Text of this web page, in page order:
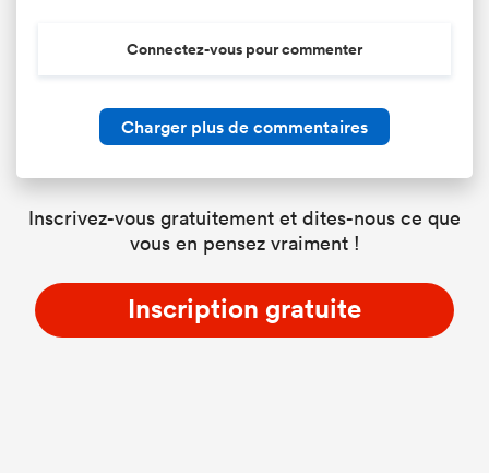
Connectez-vous pour commenter
Charger plus de commentaires
Inscrivez-vous gratuitement et dites-nous ce que
vous en pensez vraiment !
Inscription gratuite